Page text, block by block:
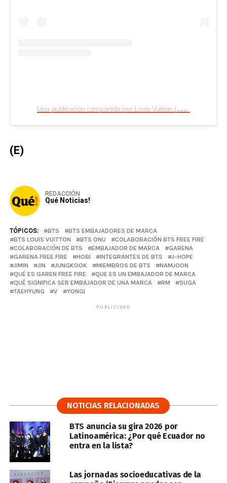
U
na publicación compartida por Louis Vuitton (@louisvuitton)
(E)
REDACCIÓN
Qué Noticias!
TÓPICOS: BTS
BTS EMBAJADORES DE MARCA
BTS LOUIS VUITTON
BTS ONU
COLABORACIÓN BTS FREE FIRE
COLABORACIÓN DE BTS
EMBAJADOR DE MARCA
GARENA
GARENA FREE FIRE
HOBI INTEGRANTES DE BTS
J-HOPE
JIMIN
JIN JUNGKOOK MIEMBROS DE BTS
NAMJOON
QUÉ ES GAREN FREE FIRE
QUE ES UN EMBAJADOR DE MARCA
QUÉ SIGNIFICA SER EMBAJADOR DE UNA MARCA
RM
SUGA
TAEHYUNG
V YONGI
PUBLICIDAD
NOTICIAS RELACIONADAS
BTS anuncia su gira 2026 por
Latinoamérica: ¿Por qué Ecuador no
entra en la lista?
Las jornadas socioeducativas de la